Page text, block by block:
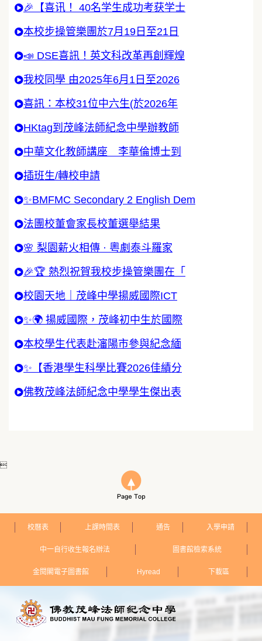
🎉【喜讯！ 40名学生成功考获学士
本校步操管樂團於7月19日至21日
📣 DSE喜訊！英文科改革再創輝煌
我校同學 由2025年6月1日至2026
喜訊：本校31位中六生(於2026年
HKtag到茂峰法師紀念中學辦教師
中華文化教師講座 李華倫博士到
插班生/轉校申請
✨BMFMC Secondary 2 English Dem
法團校董會家長校董選舉結果
🌸 梨園薪火相傳 · 粵劇泰斗羅家
🎉🏆 熱烈祝賀我校步操管樂團在「
校園天地｜茂峰中學揚威國際ICT
✨🌍 揚威國際，茂峰初中生於國際
本校學生代表赴瀋陽市參與紀念緬
✨【香港學生科學比賽2026佳績分
佛教茂峰法師紀念中學學生傑出表

校曆表 上課時間表 通告 入學申請
中一自行收生報名辦法 圖書館檢索系統
金閱閣電子圖書館 Hyread 下載區